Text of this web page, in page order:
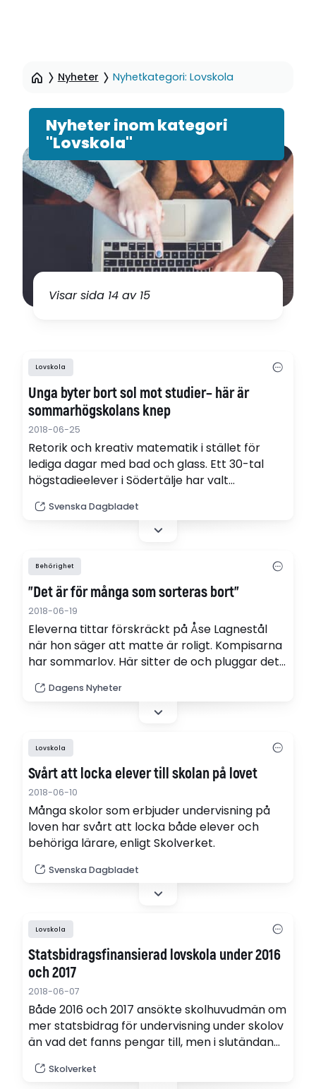
sidinnehåll
Nyheter Nyhetkategori: Lovskola
Nyheter inom kategori
"Lovskola"
Visar sida 14 av 15
Lovskola
Unga byter bort sol mot studier– här är
sommarhögskolans knep
2018-06-25
Retorik och kreativ matematik i stället för
lediga dagar med bad och glass. Ett 30-tal
högstadieelever i Södertälje har valt
hem får testa hur det kan vara att plugga
Svenska Dagbladet
Behörighet
”Det är för många som sorteras bort”
2018-06-19
Eleverna tittar förskräckt på Åse Lagnestål
när hon säger att matte är roligt. Kompisarna
har sommarlov. Här sitter de och pluggar det
skulle bli mattelärare när jag var som ni hade
jag bett dem slänga sig i väggen", säger hon.
Dagens Nyheter
Lovskola
Svårt att locka elever till skolan på lovet
2018-06-10
Många skolor som erbjuder undervisning på
loven har svårt att locka både elever och
behöriga lärare, enligt Skolverket.
Svenska Dagbladet
Lovskola
Statsbidragsfinansierad lovskola under 2016
och 2017
2018-06-07
Både 2016 och 2017 ansökte skolhuvudmän om
mer statsbidrag för undervisning under skolov
än vad det fanns pengar till, men i slutändan
Skolverket